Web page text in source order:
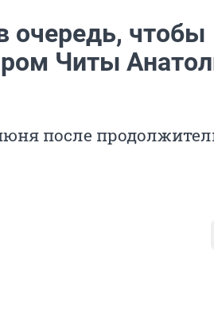
очередь, чтобы
Читы
после